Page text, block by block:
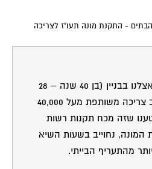
- התקנת מונה תעו"ז לצריכה
לפני ימים אחדים התקינו אצלנו בבניין (בן 40 שנה – 28
משפחות) מונה תעו"ז עקב צריכה משותפת מעל 40,000
שזה מכח תקנות רשות
נחוייב בשעות השיא